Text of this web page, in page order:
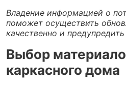
Владение информацией о
поможет осуществить
качественно и
Выбор
каркасного дома